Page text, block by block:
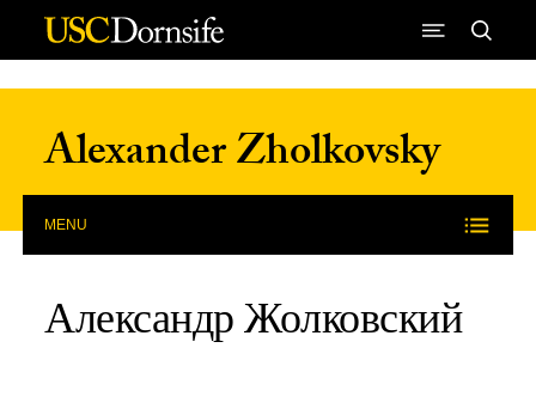
Skip to Content
Alexander Zholkovsky
MENU
Александр Жолковский